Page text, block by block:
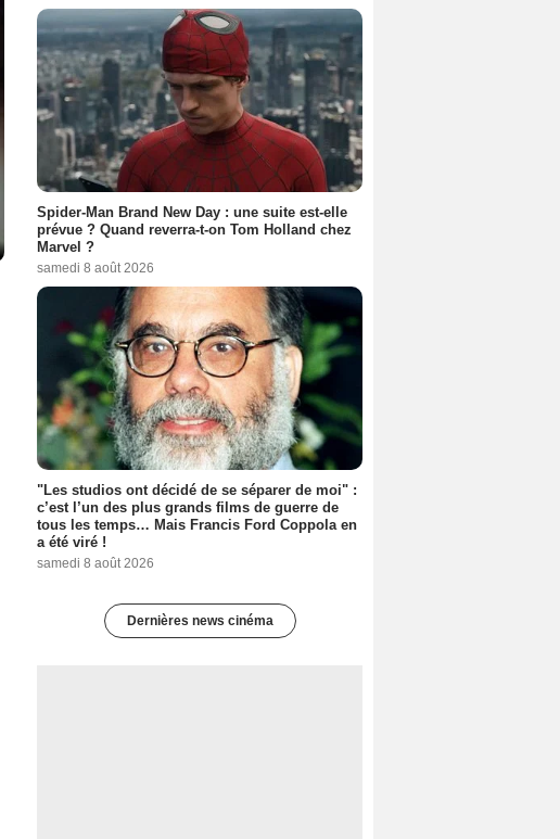
Spider-Man Brand New Day : une suite est-elle
prévue ? Quand reverra-t-on Tom Holland chez
Marvel ?
samedi 8 août 2026
"Les studios ont décidé de se séparer de moi" :
c’est l’un des plus grands films de guerre de
tous les temps… Mais Francis Ford Coppola en
a été viré !
samedi 8 août 2026
Dernières news cinéma